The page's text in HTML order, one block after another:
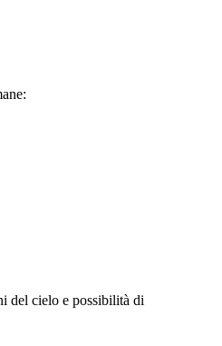
del cielo e possibilità di